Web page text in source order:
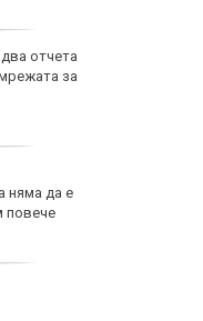
отчета
за
няма да е
повече